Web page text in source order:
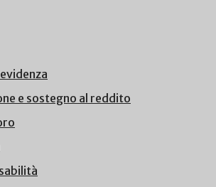
e sostegno al reddito